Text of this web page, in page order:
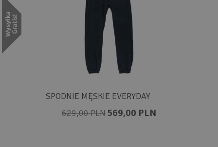
SPODNIE MĘSKIE EVERYDAY
629,00 PLN569,00 PLN